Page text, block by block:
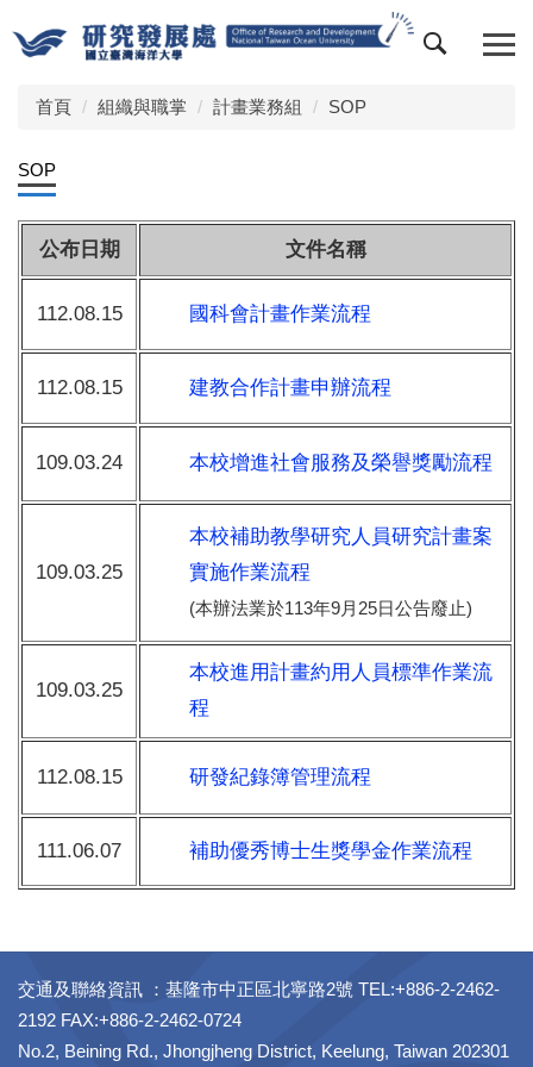
到
區
首頁 組織與職掌 計畫業務組 SOP
SOP
公布日期 文件名稱
112.08.15 國科會計畫作業流程
112.08.15 建教合作計畫申辦流程
109.03.24 本校增進社會服務及榮譽獎勵流程
109.03.25
本校補助教學研究人員研究計畫案
實施作業流程
(本辦法業於113年9月25日公告廢止)
109.03.25
本校進用計畫約用人員標準作業流
程
112.08.15 研發紀錄簿管理流程
111.06.07 補助優秀博士生獎學金作業流程
交通及聯絡資訊 ：基隆市中正區北寧路2號 TEL:+886-2-2462-
2192 FAX:+886-2-2462-0724
No.2, Beining Rd., Jhongjheng District, Keelung, Taiwan 202301